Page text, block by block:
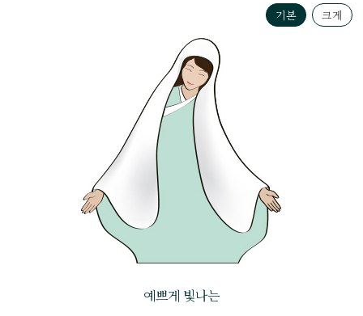
기본 크게
예쁘게 빛나는